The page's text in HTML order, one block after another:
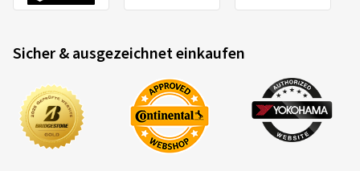
Sicher & ausgezeichnet einkaufen